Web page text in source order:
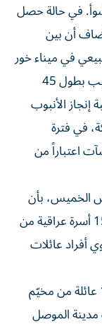
في حالة حصل
أن بين
في ميناء خور
الزبير، متصلتين بشبكة الكهرباء عبر خط أنابيب بطول 45
إنجاز الأنبوب
وزارة النفط الى 95 بالمئة، في فترة
اعتباراً من
الخميس، بأن
بغداد أعادت أمس الأول الأربعاء أكثر من 150 أسرة عراقية من
أفراد عائلات
وقال المسؤول الأمني «وصلت الأربعاء 153 عائلة من مخيّم
الموصل